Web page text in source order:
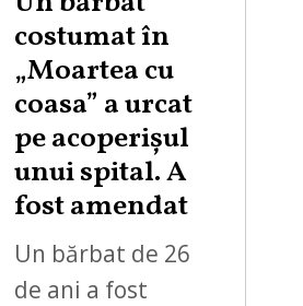
costumat în
„Moartea cu
coasa” a urcat
pe acoperișul
unui spital. A
fost amendat
Un bărbat de 26
de ani a fost